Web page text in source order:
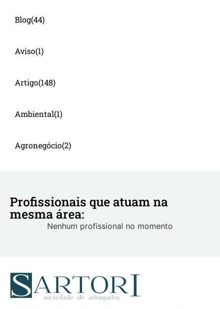
Blog(44)
Aviso(1)
Artigo(148)
Ambiental(1)
Agronegócio(2)
Profissionais que atuam na
mesma área:
Nenhum profissional no momento